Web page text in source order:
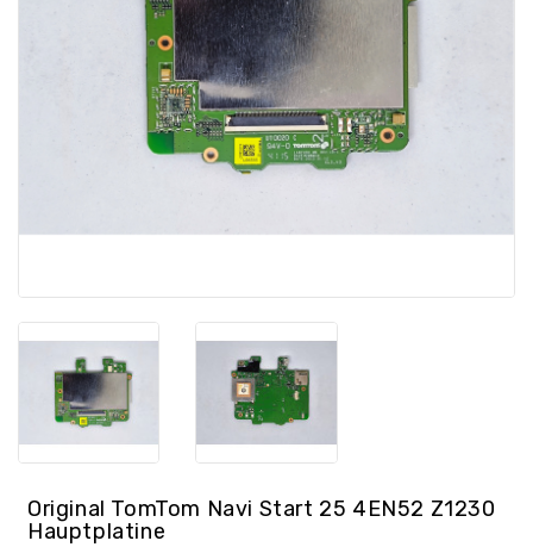
Original TomTom Navi Start 25 4EN52 Z1230
Hauptplatine